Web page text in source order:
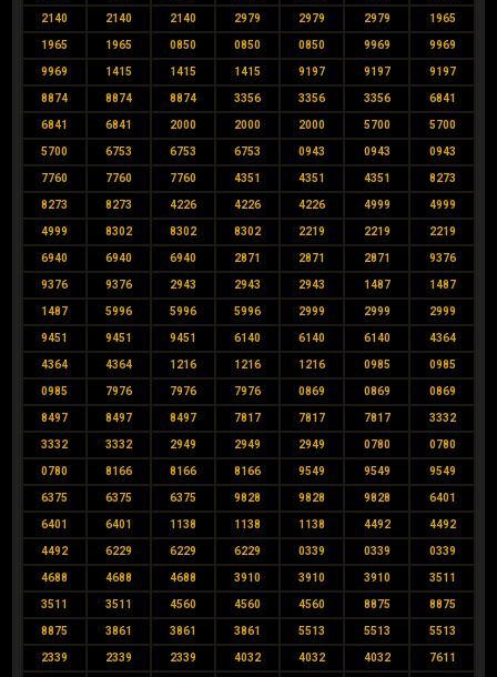
2140 2140 2140 2979 2979 2979 1965
1965 1965 0850 0850 0850 9969 9969
9969 1415 1415 1415 9197 9197 9197
8874 8874 8874 3356 3356 3356 6841
6841 6841 2000 2000 2000 5700 5700
5700 6753 6753 6753 0943 0943 0943
7760 7760 7760 4351 4351 4351 8273
8273 8273 4226 4226 4226 4999 4999
4999 8302 8302 8302 2219 2219 2219
6940 6940 6940 2871 2871 2871 9376
9376 9376 2943 2943 2943 1487 1487
1487 5996 5996 5996 2999 2999 2999
9451 9451 9451 6140 6140 6140 4364
4364 4364 1216 1216 1216 0985 0985
0985 7976 7976 7976 0869 0869 0869
8497 8497 8497 7817 7817 7817 3332
3332 3332 2949 2949 2949 0780 0780
0780 8166 8166 8166 9549 9549 9549
6375 6375 6375 9828 9828 9828 6401
6401 6401 1138 1138 1138 4492 4492
4492 6229 6229 6229 0339 0339 0339
4688 4688 4688 3910 3910 3910 3511
3511 3511 4560 4560 4560 8875 8875
8875 3861 3861 3861 5513 5513 5513
2339 2339 2339 4032 4032 4032 7611